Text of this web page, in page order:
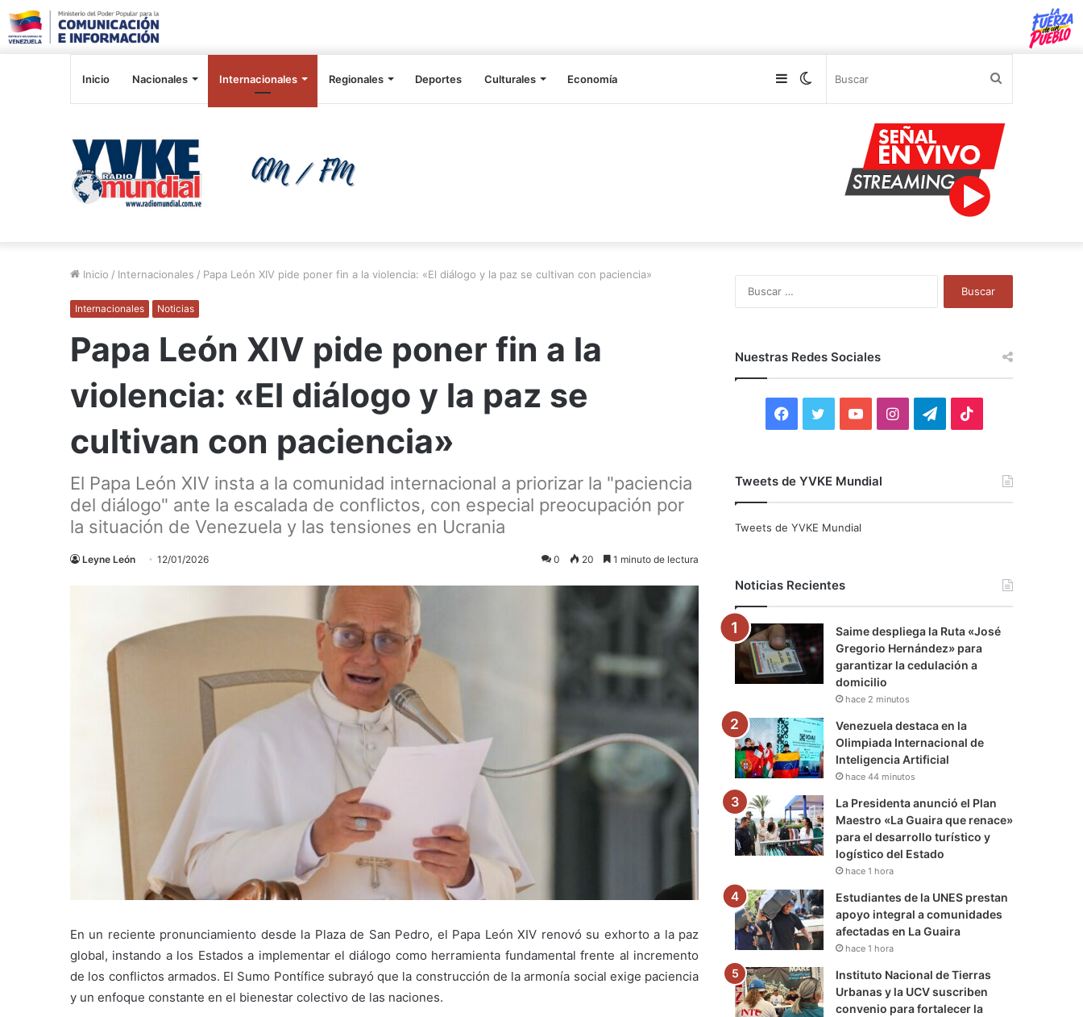
Inicio Nacionales Internacionales Regionales Deportes Culturales Economía Switch
Sidebar
Inicio / Internacionales / Papa León XIV pide poner fin a la violencia: «El diálogo y la paz se cultivan con paciencia»
Internacionales Noticias
Papa León XIV pide poner fin a la
violencia: «El diálogo y la paz se
cultivan con paciencia»
El Papa León XIV insta a la comunidad internacional a priorizar la "paciencia
del diálogo" ante la escalada de conflictos, con especial preocupación por
la situación de Venezuela y las tensiones en Ucrania
Leyne León 12/01/2026 0 20 1 minuto de lectura
En un reciente pronunciamiento desde la Plaza de San Pedro, el Papa León XIV renovó su exhorto a la paz
global, instando a los Estados a implementar el diálogo como herramienta fundamental frente al incremento
de los conflictos armados. El Sumo Pontífice subrayó que la construcción de la armonía social exige paciencia
y un enfoque constante en el bienestar colectivo de las naciones.
Nuestras Redes Sociales
F
c
o
k
i
r
Y
u
e
I
r
a
m
T
a
m
Tweets de YVKE Mundial
Tweets de YVKE Mundial
Noticias Recientes
Saime despliega la Ruta «José
Gregorio Hernández» para
garantizar la cedulación a
domicilio
hace 2 minutos
Venezuela destaca en la
Olimpiada Internacional de
Inteligencia Artificial
hace 44 minutos
La Presidenta anunció el Plan
Maestro «La Guaira que renace»
para el desarrollo turístico y
logístico del Estado
hace 1 hora
Estudiantes de la UNES prestan
apoyo integral a comunidades
afectadas en La Guaira
hace 1 hora
Instituto Nacional de Tierras
Urbanas y la UCV suscriben
convenio para fortalecer la